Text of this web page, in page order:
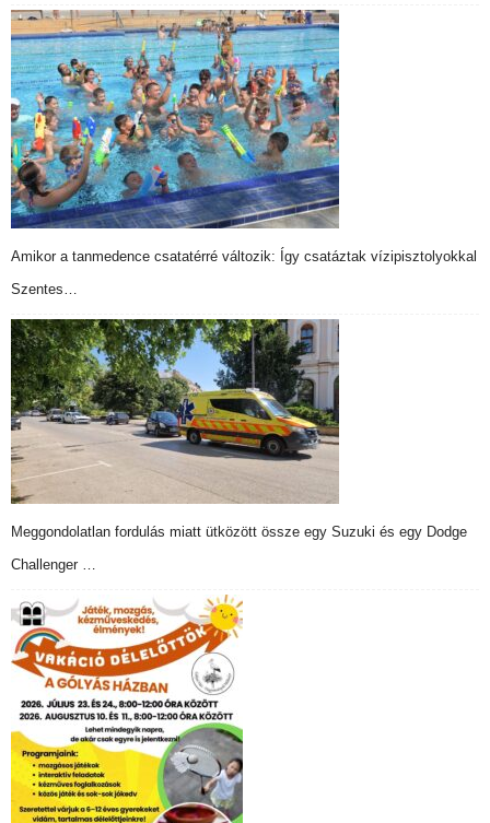
Amikor a tanmedence csatatérré változik: Így csatáztak vízipisztolyokkal
Szentes…
Meggondolatlan fordulás miatt ütközött össze egy Suzuki és egy Dodge
Challenger …